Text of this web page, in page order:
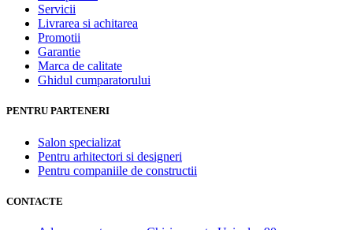
Servicii
Livrarea si achitarea
Promotii
Garantie
Marca de calitate
Ghidul cumparatorului
PENTRU PARTENERI
Salon specializat
Pentru arhitectori si designeri
Pentru companiile de constructii
CONTACTE